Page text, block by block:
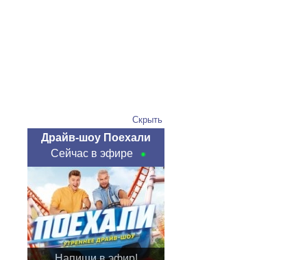
Скрыть
Драйв-шоу Поехали
Сейчас в эфире